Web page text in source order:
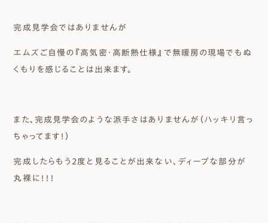
完成見学会ではありませんが
エムズご自慢の『高気密・高断熱仕様』で無暖房の現場でもぬ
くもりを感じることは出来ます。
また、完成見学会のような派手さはありませんが（ハッキリ言っ
ちゃってます！）
完成したらもう２度と見ることが出来ない、ディープな部分が
丸裸に！！！